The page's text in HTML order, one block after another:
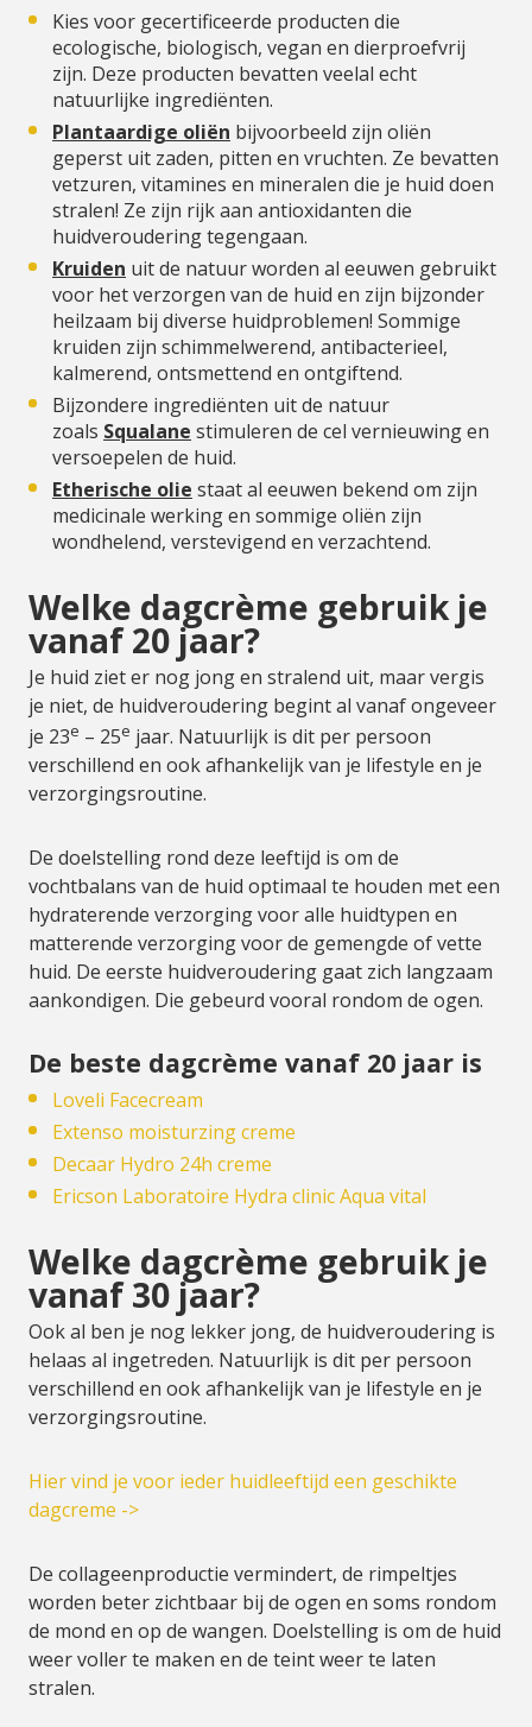
Kies voor gecertificeerde producten die
ecologische, biologisch, vegan en dierproefvrij
zijn. Deze producten bevatten veelal echt
natuurlijke ingrediënten.
Plantaardige oliën bijvoorbeeld zijn oliën
geperst uit zaden, pitten en vruchten. Ze bevatten
vetzuren, vitamines en mineralen die je huid doen
stralen! Ze zijn rijk aan antioxidanten die
huidveroudering tegengaan.
Kruiden uit de natuur worden al eeuwen gebruikt
voor het verzorgen van de huid en zijn bijzonder
heilzaam bij diverse huidproblemen! Sommige
kruiden zijn schimmelwerend, antibacterieel,
kalmerend, ontsmettend en ontgiftend.
Bijzondere ingrediënten uit de natuur
zoals Squalane stimuleren de cel vernieuwing en
versoepelen de huid.
Etherische olie staat al eeuwen bekend om zijn
medicinale werking en sommige oliën zijn
wondhelend, verstevigend en verzachtend.
Welke dagcrème gebruik je
vanaf 20 jaar?
Je huid ziet er nog jong en stralend uit, maar vergis
je niet, de huidveroudering begint al vanaf ongeveer
je 23e – 25e jaar. Natuurlijk is dit per persoon
verschillend en ook afhankelijk van je lifestyle en je
verzorgingsroutine.
De doelstelling rond deze leeftijd is om de
vochtbalans van de huid optimaal te houden met een
hydraterende verzorging voor alle huidtypen en
matterende verzorging voor de gemengde of vette
huid. De eerste huidveroudering gaat zich langzaam
aankondigen. Die gebeurd vooral rondom de ogen.
De beste dagcrème vanaf 20 jaar is
Loveli Facecream
Extenso moisturzing creme
Decaar Hydro 24h creme
Ericson Laboratoire Hydra clinic Aqua vital
Welke dagcrème gebruik je
vanaf 30 jaar?
Ook al ben je nog lekker jong, de huidveroudering is
helaas al ingetreden. Natuurlijk is dit per persoon
verschillend en ook afhankelijk van je lifestyle en je
verzorgingsroutine.
Hier vind je voor ieder huidleeftijd een geschikte
dagcreme ->
De collageenproductie vermindert, de rimpeltjes
worden beter zichtbaar bij de ogen en soms rondom
de mond en op de wangen. Doelstelling is om de huid
weer voller te maken en de teint weer te laten
stralen.